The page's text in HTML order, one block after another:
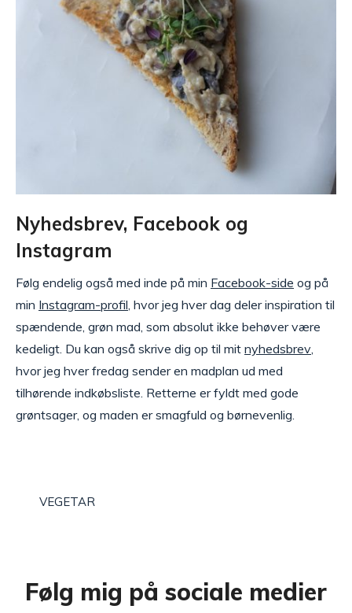
Nyhedsbrev, Facebook og
Instagram
Følg endelig også med inde på min Facebook-side og på
min Instagram-profil, hvor jeg hver dag deler inspiration til
spændende, grøn mad, som absolut ikke behøver være
kedeligt. Du kan også skrive dig op til mit nyhedsbrev,
hvor jeg hver fredag sender en madplan ud med
tilhørende indkøbsliste. Retterne er fyldt med gode
grøntsager, og maden er smagfuld og børnevenlig.
VEGETAR
Følg mig på sociale medier